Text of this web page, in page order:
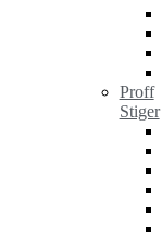
Proff
Stiger